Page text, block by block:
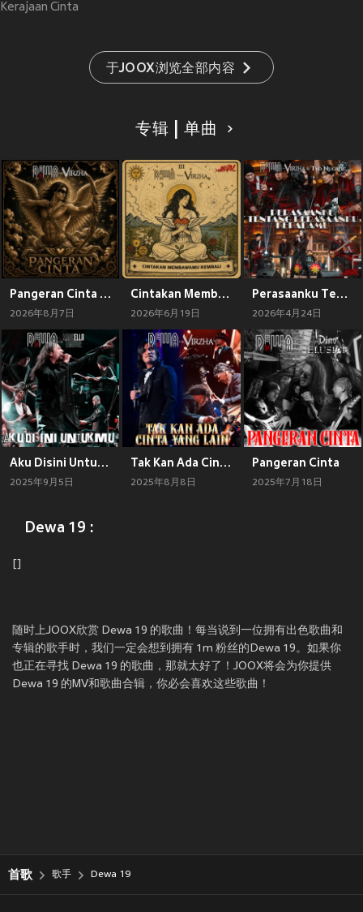
Kerajaan Cinta
于JOOX浏览全部内容
专辑 | 单曲
Pangeran Cinta (Brutal Maximal)
2026年8月7日
Cintakan Membawamu Kembali (Brutal Maximal)
2026年6月19日
Perasaanku Tentang Perasaanku Kepadamu
2026年4月24日
Aku Disini Untukmu
2025年9月5日
Tak Kan Ada Cinta Yang Lain (Orchestra)
2025年8月8日
Pangeran Cinta
2025年7月18日
Dewa 19 :
随时上JOOX欣赏 Dewa 19 的歌曲！每当说到一位拥有出色歌曲和
专辑的歌手时，我们一定会想到拥有 1m 粉丝的Dewa 19。如果你
也正在寻找 Dewa 19 的歌曲，那就太好了！JOOX将会为你提供
Dewa 19 的MV和歌曲合辑，你必会喜欢这些歌曲！
首歌 歌手 Dewa 19